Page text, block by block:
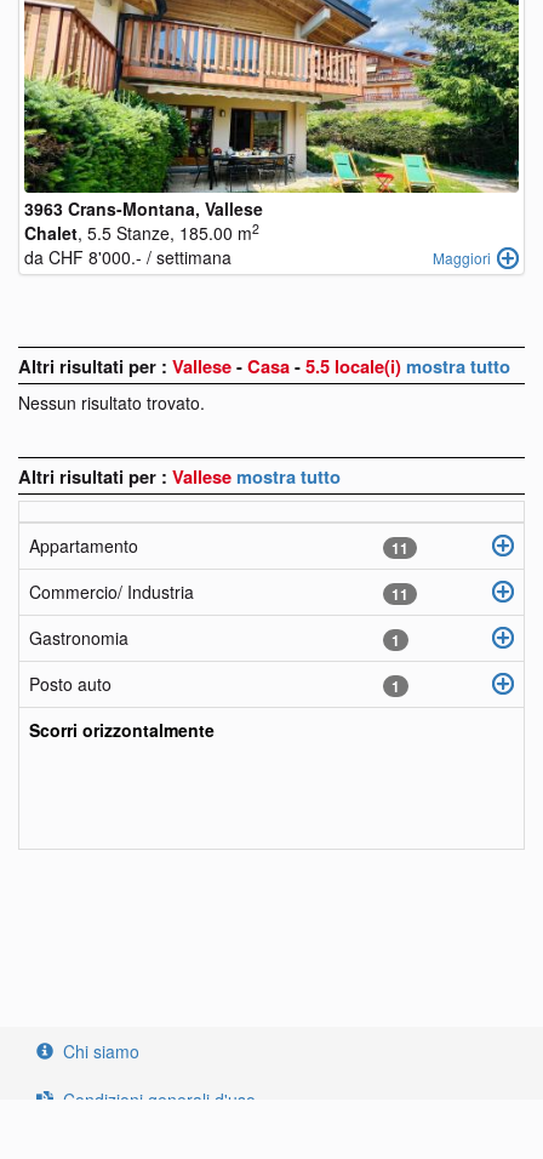
3963 Crans-Montana, Vallese
Chalet, 5.5 Stanze, 185.00 m2
da CHF 8'000.- / settimana Maggiori
Altri risultati per : Vallese-Casa-5.5 locale(i)mostra tutto
Nessun risultato trovato.
Altri risultati per : Vallesemostra tutto
Appartamento 11
Commercio/ Industria 11
Gastronomia 1
Posto auto 1
Scorri orizzontalmente
Chi siamo
Condizioni generali d'uso